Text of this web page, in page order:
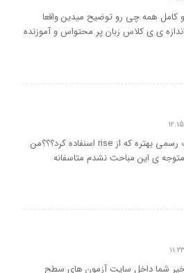
همه چی رو توضیح میدین واقعا
ی ی کلاس زبان پر محتواس و آموزنده
برای مکالمات رسمی بهتره که از rise اسنفاده کرد؟؟؟من
ی این مباحث نشدم متاسفانه
شما داخل سایت آزمون های سطح